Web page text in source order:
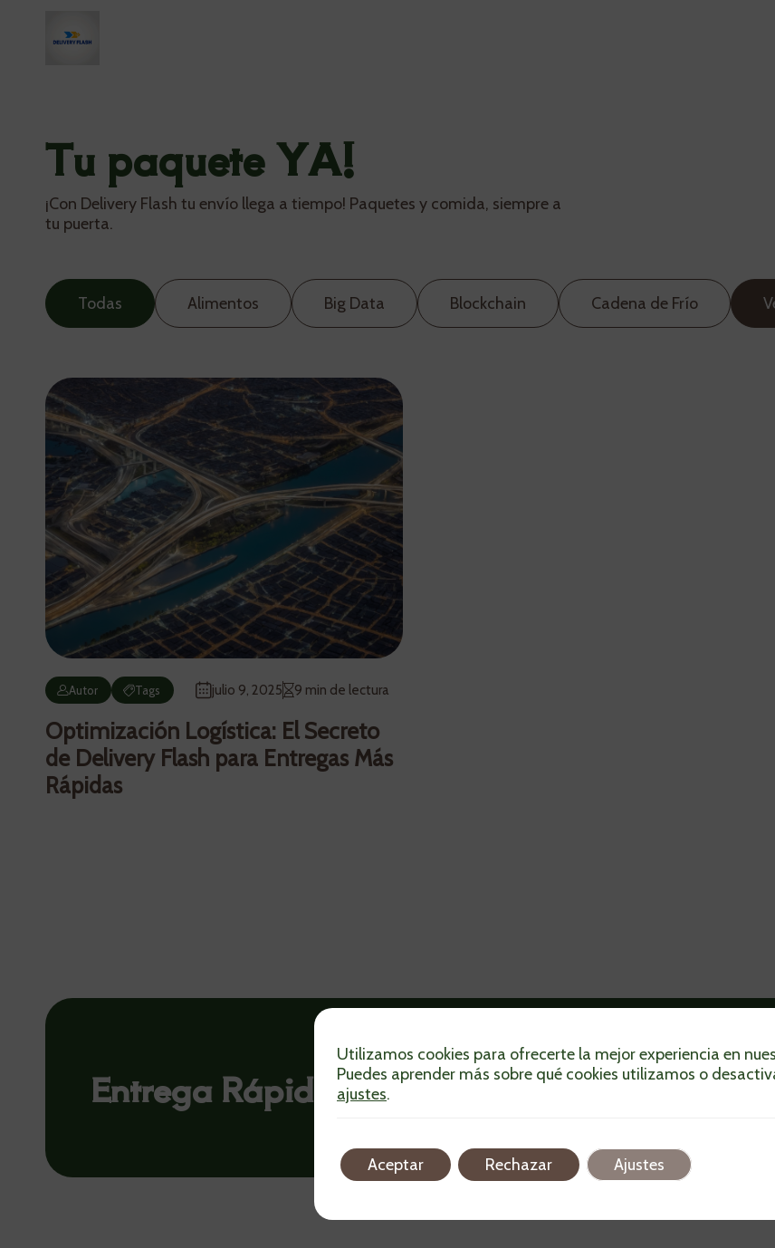
Tu paquete YA!
¡Con Delivery Flash tu envío llega a tiempo! Paquetes y comida, siempre a
tu puerta.
Todas Alimentos Big Data Blockchain Cadena de Frío
Autor Tags julio 9, 2025 9 min de lectura
Optimización Logística: El Secreto
de Delivery Flash para Entregas Más
Rápidas
Entrega Rápida Ya
¿Necesitas enviar algo ya? Delivery Flash
rapidito y sin estrés. Desde paquetes
Utilizamos cookies para ofrecerte la mejor experiencia en
Puedes aprender más sobre qué cookies utilizamos o
ajustes.
Aceptar Rechazar Ajustes